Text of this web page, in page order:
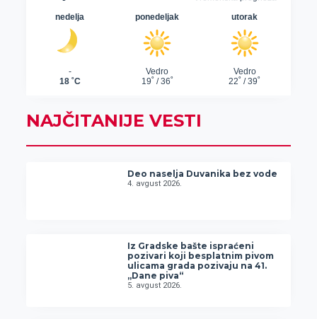
NAJČITANIJE VESTI
Deo naselja Duvanika bez vode
4. avgust 2026.
Iz Gradske bašte ispraćeni
pozivari koji besplatnim pivom
ulicama grada pozivaju na 41.
„Dane piva“
5. avgust 2026.